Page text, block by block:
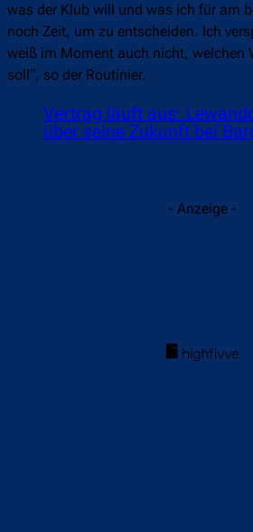
was der Klub will und was ich für am
noch Zeit, um zu entscheiden. Ich
weiß im Moment auch nicht, welchen
soll“, so der Routinier.
Vertrag läuft aus:
über seine Zukunft bei
- Anzeige -